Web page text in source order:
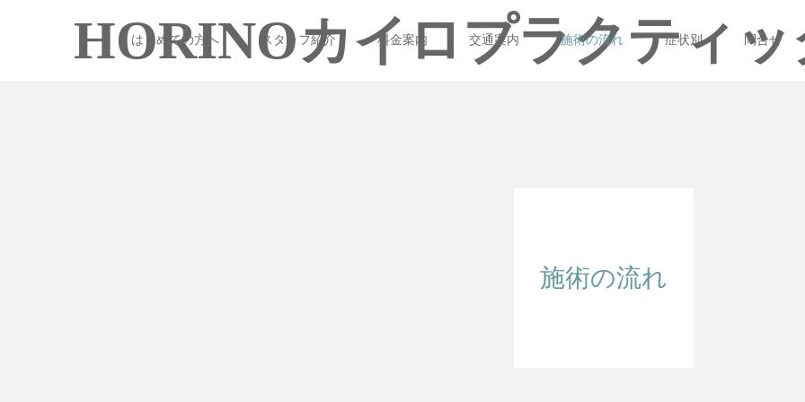
HORINOカイロプラクティッ
はじめての方へ スタッフ紹介 料金案内 交通案内 施術の流れ 症状別 問合せ
施術の流れ